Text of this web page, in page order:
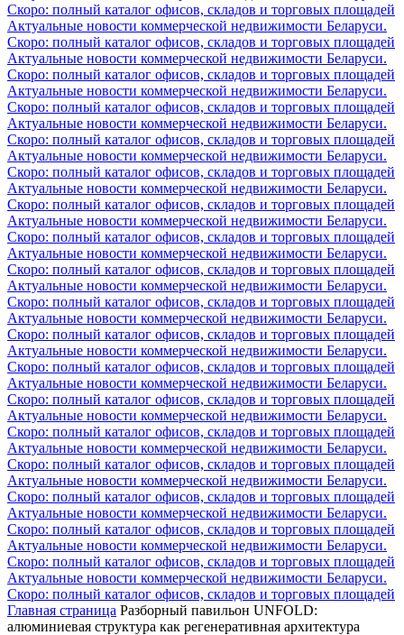
Скоро: полный каталог офисов, складов и торговых площадей
Актуальные новости коммерческой недвижимости Беларуси.
Скоро: полный каталог офисов, складов и торговых площадей
Актуальные новости коммерческой недвижимости Беларуси.
Скоро: полный каталог офисов, складов и торговых площадей
Актуальные новости коммерческой недвижимости Беларуси.
Скоро: полный каталог офисов, складов и торговых площадей
Актуальные новости коммерческой недвижимости Беларуси.
Скоро: полный каталог офисов, складов и торговых площадей
Актуальные новости коммерческой недвижимости Беларуси.
Скоро: полный каталог офисов, складов и торговых площадей
Актуальные новости коммерческой недвижимости Беларуси.
Скоро: полный каталог офисов, складов и торговых площадей
Актуальные новости коммерческой недвижимости Беларуси.
Скоро: полный каталог офисов, складов и торговых площадей
Актуальные новости коммерческой недвижимости Беларуси.
Скоро: полный каталог офисов, складов и торговых площадей
Актуальные новости коммерческой недвижимости Беларуси.
Скоро: полный каталог офисов, складов и торговых площадей
Актуальные новости коммерческой недвижимости Беларуси.
Скоро: полный каталог офисов, складов и торговых площадей
Актуальные новости коммерческой недвижимости Беларуси.
Скоро: полный каталог офисов, складов и торговых площадей
Актуальные новости коммерческой недвижимости Беларуси.
Скоро: полный каталог офисов, складов и торговых площадей
Актуальные новости коммерческой недвижимости Беларуси.
Скоро: полный каталог офисов, складов и торговых площадей
Актуальные новости коммерческой недвижимости Беларуси.
Скоро: полный каталог офисов, складов и торговых площадей
Актуальные новости коммерческой недвижимости Беларуси.
Скоро: полный каталог офисов, складов и торговых площадей
Актуальные новости коммерческой недвижимости Беларуси.
Скоро: полный каталог офисов, складов и торговых площадей
Актуальные новости коммерческой недвижимости Беларуси.
Скоро: полный каталог офисов, складов и торговых площадей
Актуальные новости коммерческой недвижимости Беларуси.
Скоро: полный каталог офисов, складов и торговых площадей
Главная страница Разборный павильон UNFOLD:
алюминиевая структура как регенеративная архитектура